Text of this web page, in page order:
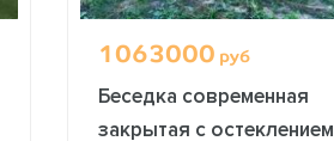
1063000 руб
Беседка современная
закрытая с остеклением